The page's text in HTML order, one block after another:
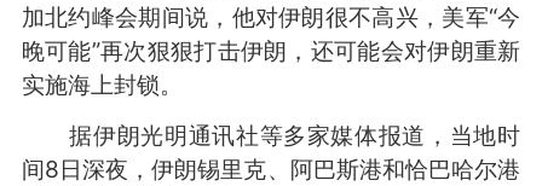
加北约峰会期间说，他对伊朗很不高兴，美军“今
晚可能”再次狠狠打击伊朗，还可能会对伊朗重新
实施海上封锁。
据伊朗光明通讯社等多家媒体报道，当地时
间8日深夜，伊朗锡里克、阿巴斯港和恰巴哈尔港